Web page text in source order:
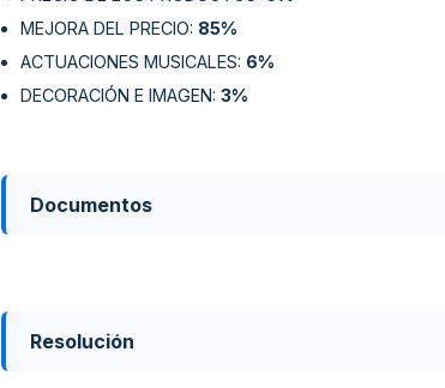
MEJORA DEL PRECIO: 85%
ACTUACIONES MUSICALES: 6%
DECORACIÓN E IMAGEN: 3%
Documentos
Resolución